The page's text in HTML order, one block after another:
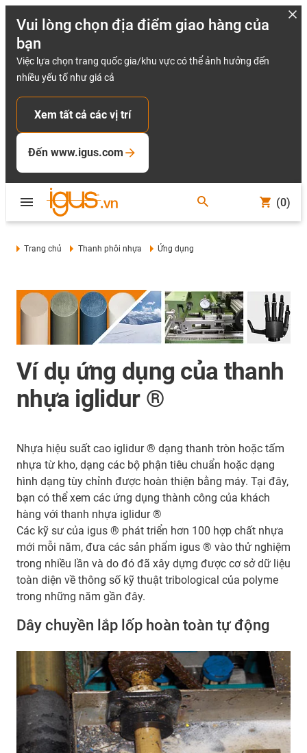
Vui lòng chọn địa điểm giao hàng của
bạn
Việc lựa chọn trang quốc gia/khu vực có thể ảnh hưởng đến
nhiều yếu tố như giá cả
Xem tất cả các vị trí
Đến www.igus.com
(0)
Trang chủ Thanh phôi nhựa Ứng dụng
Ví dụ ứng dụng của thanh
nhựa iglidur ®
Nhựa hiệu suất cao iglidur ® dạng thanh tròn hoặc tấm
nhựa từ kho, dạng các bộ phận tiêu chuẩn hoặc dạng
hình dạng tùy chỉnh được hoàn thiện bằng máy. Tại đây,
bạn có thể xem các ứng dụng thành công của khách
hàng với thanh nhựa iglidur ®
Các kỹ sư của igus ® phát triển hơn 100 hợp chất nhựa
mới mỗi năm, đưa các sản phẩm igus ® vào thử nghiệm
trong nhiều lần và do đó đã xây dựng được cơ sở dữ liệu
toàn diện về thông số kỹ thuật tribological của polyme
trong những năm gần đây.
Dây chuyền lắp lốp hoàn toàn tự động